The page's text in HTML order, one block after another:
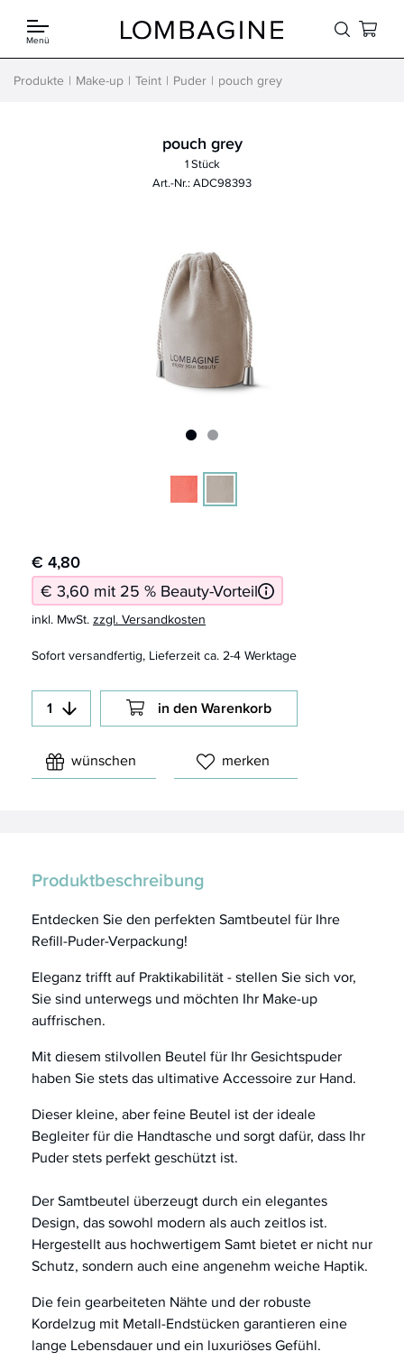
Menü
Produkte Make-up Teint Puder pouch grey
pouch grey
1 Stück
Art.-Nr.: ADC98393
€ 4,80
€ 3,60 mit 25 % Beauty-Vorteil
inkl. MwSt.zzgl. Versandkosten
Sofort versandfertig, Lieferzeit ca. 2-4 Werktage
in den Warenkorb
wünschen merken
Produktbeschreibung
Entdecken Sie den perfekten Samtbeutel für Ihre
Refill-Puder-Verpackung!
Eleganz trifft auf Praktikabilität - stellen Sie sich vor,
Sie sind unterwegs und möchten Ihr Make-up
auffrischen.
Mit diesem stilvollen Beutel für Ihr Gesichtspuder
haben Sie stets das ultimative Accessoire zur Hand.
Dieser kleine, aber feine Beutel ist der ideale
Begleiter für die Handtasche und sorgt dafür, dass Ihr
Puder stets perfekt geschützt ist.
Der Samtbeutel überzeugt durch ein elegantes
Design, das sowohl modern als auch zeitlos ist.
Hergestellt aus hochwertigem Samt bietet er nicht nur
Schutz, sondern auch eine angenehm weiche Haptik.
Die fein gearbeiteten Nähte und der robuste
Kordelzug mit Metall-Endstücken garantieren eine
lange Lebensdauer und ein luxuriöses Gefühl.